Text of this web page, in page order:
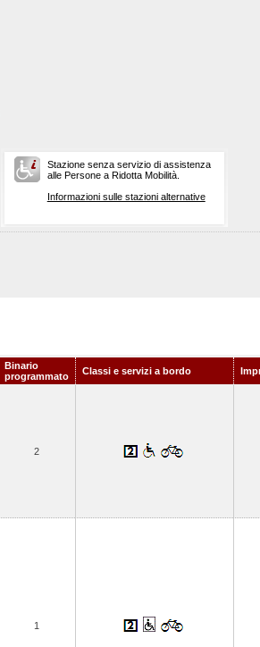
Stazione senza servizio di assistenza
alle Persone a Ridotta Mobilità.
Informazioni sulle stazioni alternative
Binario
programmato
Classi e servizi a bordo
2
1